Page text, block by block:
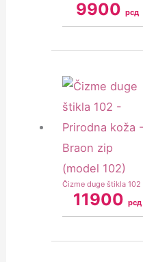
9900 рсд
11900 рсд